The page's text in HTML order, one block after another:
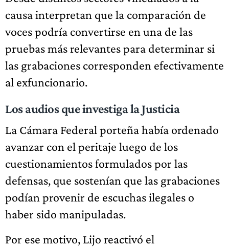
causa interpretan que la comparación de
voces podría convertirse en una de las
pruebas más relevantes para determinar si
las grabaciones corresponden efectivamente
al exfuncionario.
Los audios que investiga la Justicia
La Cámara Federal porteña había ordenado
avanzar con el peritaje luego de los
cuestionamientos formulados por las
defensas, que sostenían que las grabaciones
podían provenir de escuchas ilegales o
haber sido manipuladas.
Por ese motivo, Lijo reactivó el